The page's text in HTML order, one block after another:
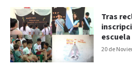
20 de
Tras
escuela